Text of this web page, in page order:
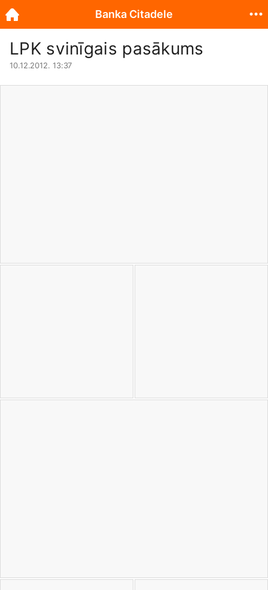
LPK svinīgais pasākums
10.12.2012. 13:37
Banka Citadele